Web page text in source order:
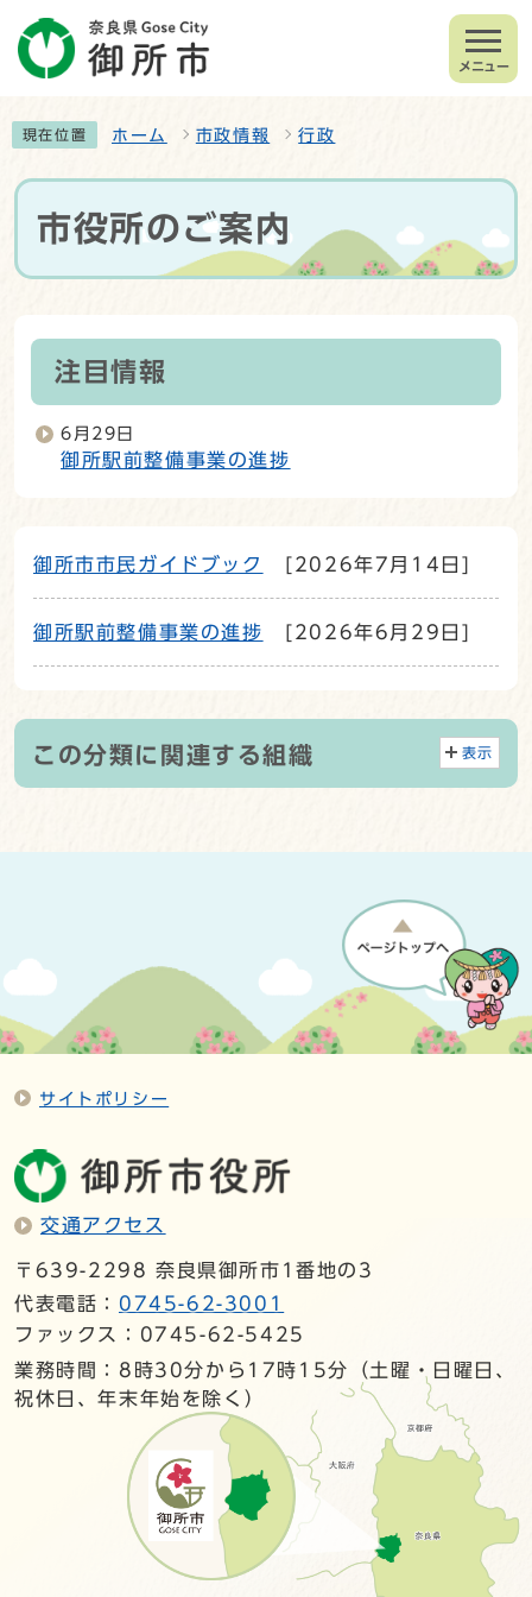
メニュー
現在位置 ホーム 市政情報 行政
市役所のご案内
注目情報
6月29日
御所駅前整備事業の進捗
御所市市民ガイドブック [2026年7月14日]
御所駅前整備事業の進捗 [2026年6月29日]
この分類に関連する組織 表示
サイトポリシー
交通アクセス
〒639-2298 奈良県御所市1番地の3
代表電話： 0745-62-3001
ファックス：0745-62-5425
業務時間：8時30分から17時15分（土曜・日曜日、
祝休日、年末年始を除く）